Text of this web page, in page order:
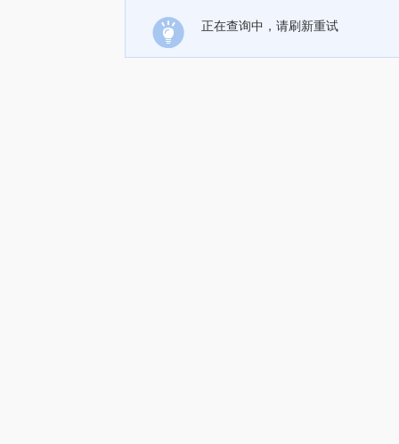
正在查询中，请刷新重试